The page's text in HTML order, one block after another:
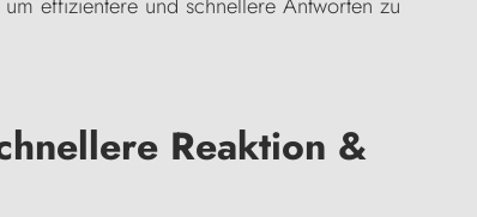
Reaktion &